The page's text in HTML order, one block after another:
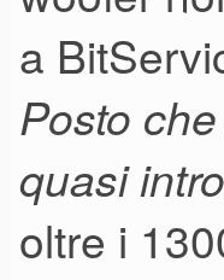
a
Posto
quasi
oltre i